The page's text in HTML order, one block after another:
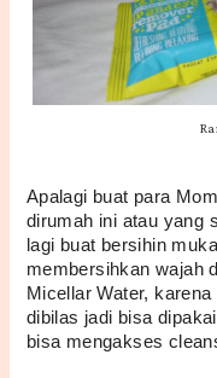
Apalagi buat para
dirumah ini atau yang
lagi buat bersihin
membersihkan wajah
Micellar Water,
dibilas jadi bisa
bisa mengakses